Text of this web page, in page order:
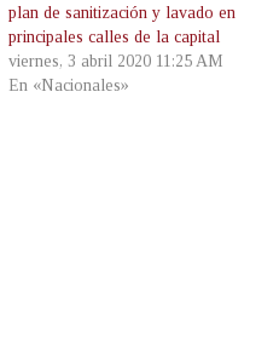
plan de sanitización y lavado en
principales calles de la capital
viernes, 3 abril 2020 11:25 AM
En «Nacionales»